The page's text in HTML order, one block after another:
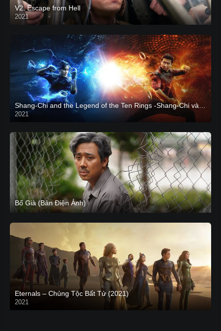
V2. Escape from Hell
2021
2021
CAM
Bố Già (Bản Điện Ảnh)
Eternals – Chủng Tộc Bất Tử (2021)
2021
Trailer